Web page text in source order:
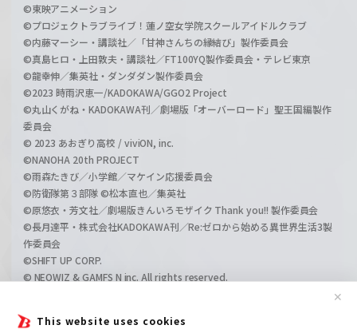
This website uses cookies
✕
©東映アニメーション
©プロジェクトラブライブ！蓮ノ空女学院スクールアイドルクラブ
©内藤マーシー・講談社／「甘神さんちの縁結び」製作委員会
©真島ヒロ・上田敦夫・講談社／FT100YQ製作委員会・テレビ東京
©龍幸伸／集英社・ダンダダン製作委員会
©2023 時雨沢恵一/KADOKAWA/GGO2 Project
©丸山くがね・KADOKAWA刊／劇場版「オーバーロード」聖王国編製作
委員会
© 2023 あおぎり高校 / viviON, inc.
©NANOHA 20th PROJECT
©雨森たきび／小学館／マケイン応援委員会
©防衛隊第３部隊 ©松本直也／集英社
©原悠衣・芳文社／劇場版きんいろモザイク Thank you!! 製作委員会
©長月達平・株式会社KADOKAWA刊／Re:ゼロから始める異世界生活3製
作委員会
©SHIFT UP CORP.
© NEOWIZ & GAMFS N inc. All rights reserved.
©GIRLS und PANZER Film Projekt